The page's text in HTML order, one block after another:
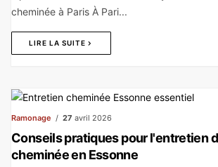
cheminée à Paris À Pari...
LIRE LA SUITE
Ramonage 27 avril 2026
Conseils pratiques pour l'entretien
cheminée en Essonne